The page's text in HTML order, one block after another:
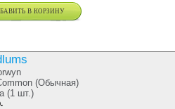
в корзину
(Обычная)
(1 шт.)